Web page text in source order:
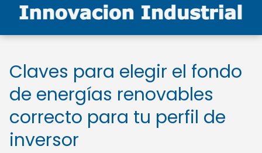
Claves para elegir el fondo
de energías renovables
correcto para tu perfil de
inversor